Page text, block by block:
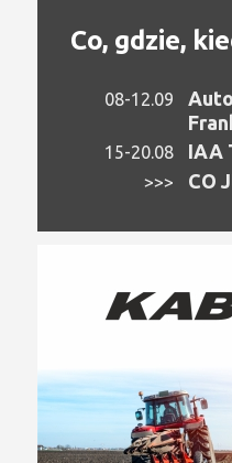
Co, gdzie,
08-12.09
15-20.08 IAA
>>> CO